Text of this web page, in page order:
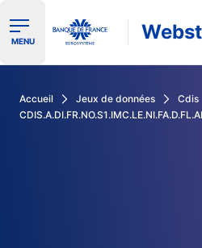
Ouvrir le menu de navigation
MENU
Accueil Jeux de données
Cdis